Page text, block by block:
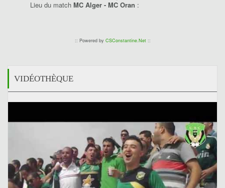
Lieu du match MC Alger - MC Oran :
:: Powered by CSConstantine.Net::
VIDÉOTHÈQUE